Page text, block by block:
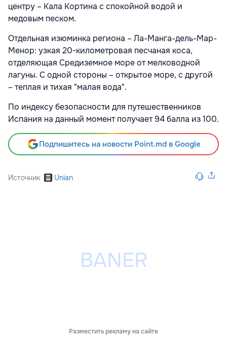
центру – Кала Кортина с спокойной водой и
медовым песком.
Отдельная изюминка региона – Ла-Манга-дель-Мар-
Менор: узкая 20-километровая песчаная коса,
отделяющая Средиземное море от мелководной
лагуны. С одной стороны – открытое море, с другой
– теплая и тихая "малая вода".
По индексу безопасности для путешественников
Испания на данный момент получает 94 балла из 100.
Подпишитесь на новости Point.md в Google
Источник Unian
Разместить рекламу на сайте